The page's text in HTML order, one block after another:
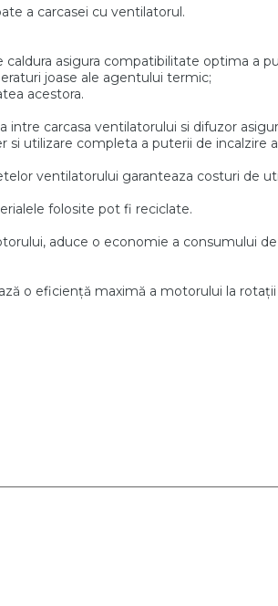
a carcasei cu ventilatorul.
asigura compatibilitate optima a
joase ale agentului termic;
acestora.
intre carcasa ventilatorului si difuzor
si utilizare completa a puterii de incalzire
ventilatorului garanteaza costuri de
folosite pot fi reciclate.
aduce o economie a consumului
o eficiență maximă a motorului la